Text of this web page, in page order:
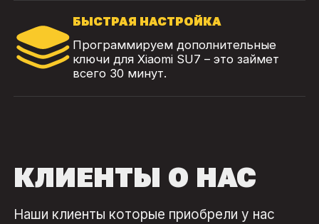
БЫСТРАЯ НАСТРОЙКА
Программируем дополнительные
ключи для Xiaomi SU7 – это займет
всего 30 минут.
КЛИЕНТЫ О НАС
Наши клиенты которые приобрели у нас